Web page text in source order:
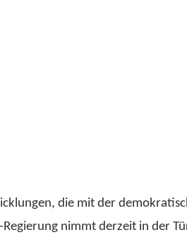
die mit der
nimmt derzeit in der